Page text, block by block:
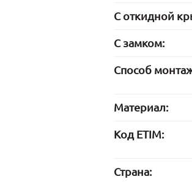
С откидной
С замком:
Способ
Материал:
Код ETIM:
Страна: